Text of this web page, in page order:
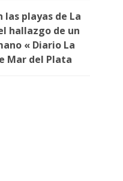
playas de La
hallazgo de un
« Diario La
Mar del Plata